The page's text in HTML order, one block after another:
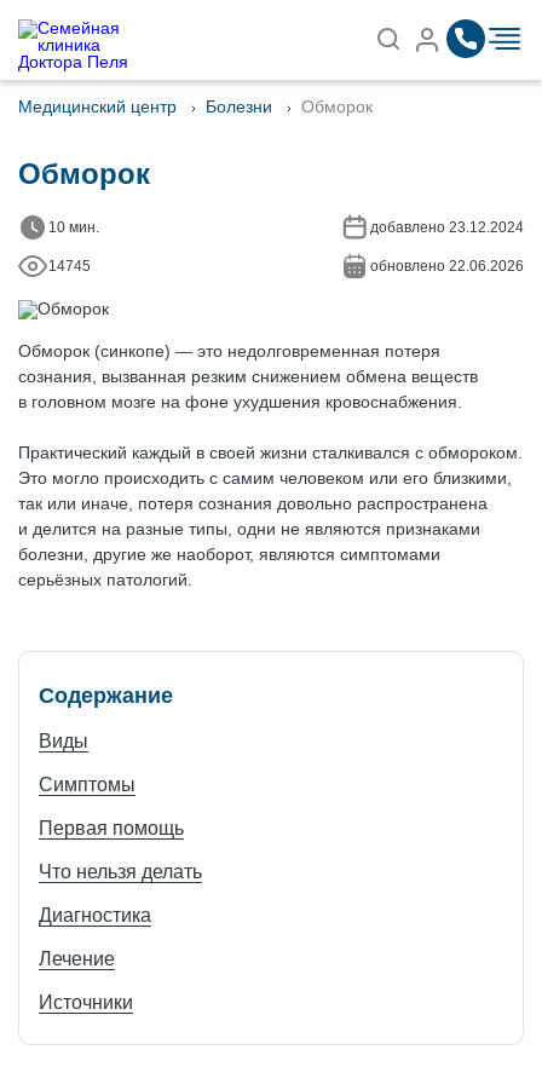
Медицинский центр Болезни Обморок
Обморок
10 мин.
14745
добавлено 23.12.2024
обновлено 22.06.2026
Обморок (синкопе) — это недолговременная потеря
сознания, вызванная резким снижением обмена веществ
в головном мозге на фоне ухудшения кровоснабжения.
Практический каждый в своей жизни сталкивался с обмороком.
Это могло происходить с самим человеком или его близкими,
так или иначе, потеря сознания довольно распространена
и делится на разные типы, одни не являются признаками
болезни, другие же наоборот, являются симптомами
серьёзных патологий.
Содержание
Виды
Симптомы
Первая помощь
Что нельзя делать
Диагностика
Лечение
Источники